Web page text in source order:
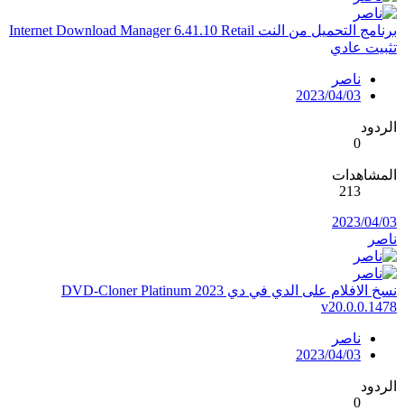
برنامج التحميل من النت Internet Download Manager 6.41.10 Retail
تثبيت عادي
ناصر
2023/04/03
الردود
0
المشاهدات
213
2023/04/03
ناصر
نسخ الافلام على الدي في دي DVD-Cloner Platinum 2023
v20.0.0.1478
ناصر
2023/04/03
الردود
0